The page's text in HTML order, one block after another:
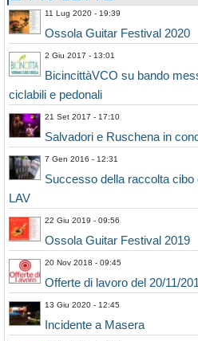
11 Lug 2020 - 19:39
Ossola Guitar Festival 2020
2 Giu 2017 - 13:01
BicincittàVCO su bando
ciclabili e pedonali
21 Set 2017 - 17:10
Salvadori e Ruschena in
7 Gen 2016 - 12:31
Successo della raccolta cibo
LAV
22 Giu 2019 - 09:56
Ossola Guitar Festival 2019
20 Nov 2018 - 09:45
Offerte di lavoro del 20/11/
13 Giu 2020 - 12:45
Incidente a Masera